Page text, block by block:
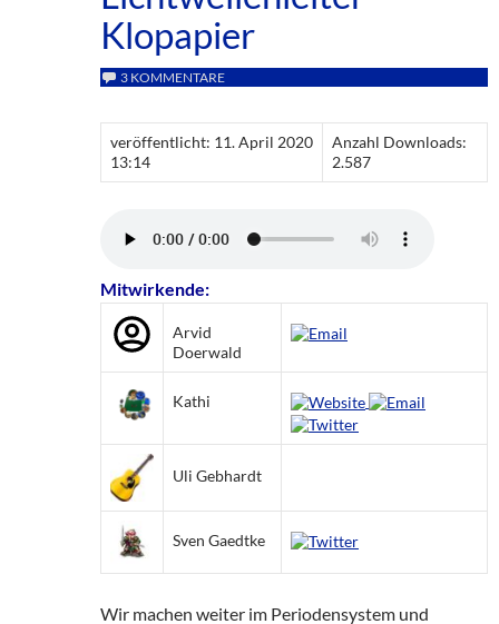
Klopapier
3 KOMMENTARE
veröffentlicht: 11. April 2020
13:14
Anzahl Downloads:
2.587
Mitwirkende:
Arvid
Doerwald
Kathi
Uli Gebhardt
Sven Gaedtke
Wir machen weiter im Periodensystem und